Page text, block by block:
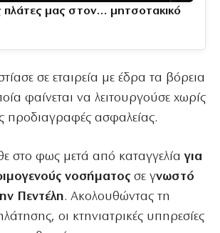
πλάτες μας στον… μητσοτακικό
σε εταιρεία με έδρα τα βόρεια
φαίνεται να λειτουργούσε χωρίς
προδιαγραφές ασφαλείας.
στο φως μετά από καταγγελία για
νοσήματος σε γνωστό
Πεντέλη. Ακολουθώντας τη
οι κτηνιατρικές υπηρεσίες